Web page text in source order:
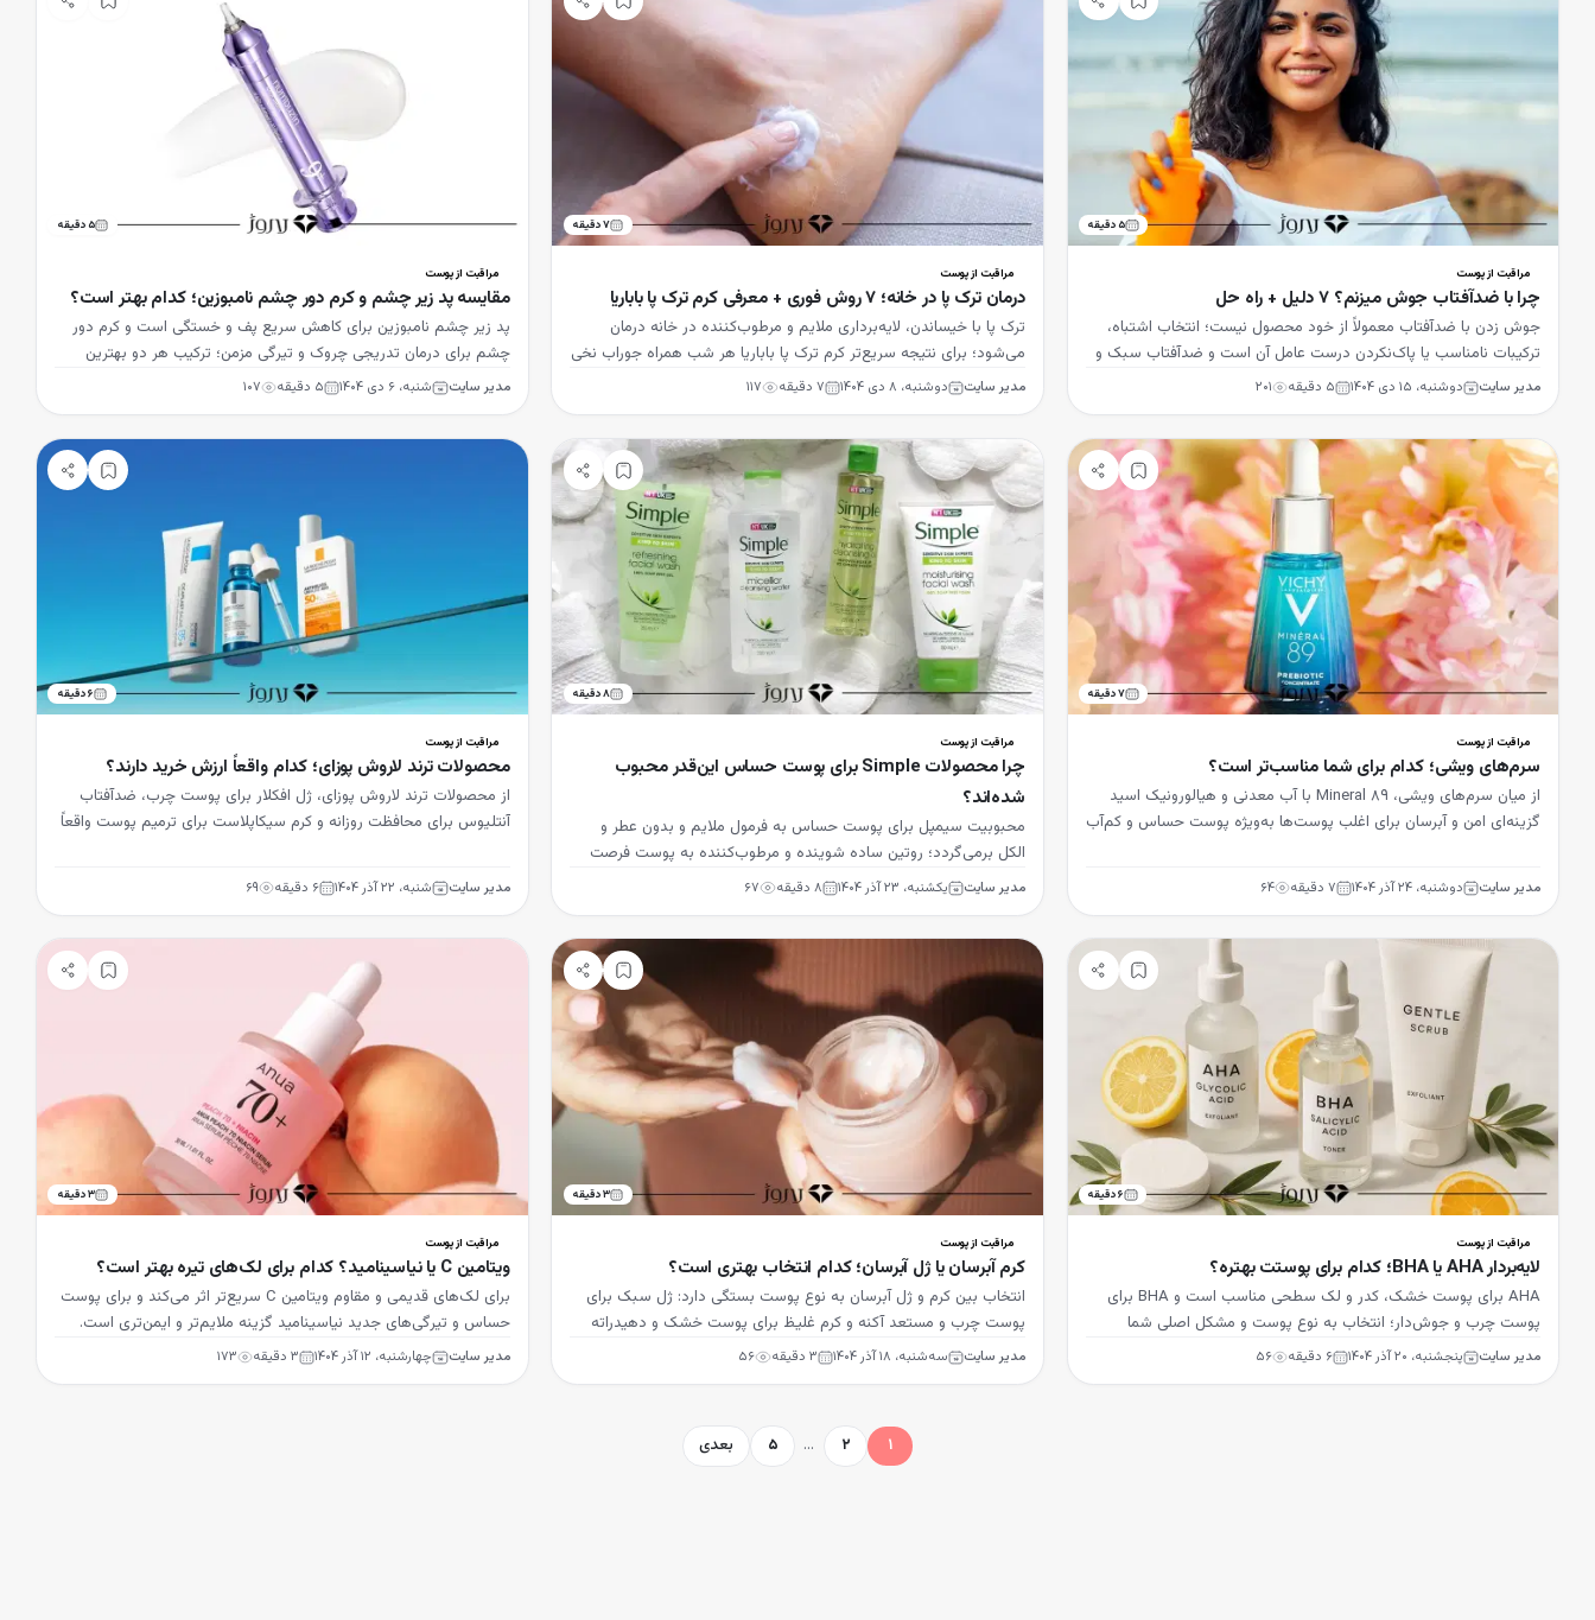
۵دقیقه
مراقبت از پوست
چرا با ضدآفتاب جوش میزنم؟ 7 دلیل + راه حل
جوش زدن با ضدآفتاب معمولاً از خود محصول نیست؛ انتخاب اشتباه،
ترکیبات نامناسب یا پاک‌نکردن درست عامل آن است و ضدآفتاب سبک و
غیرکومدوژنیک راه‌حل است.
مدیر سایت دوشنبه، ۱۵ دی ۱۴۰۴ ۵ دقیقه ۲۰۱
۷دقیقه
مراقبت از پوست
درمان ترک پا در خانه؛ ۷ روش فوری + معرفی کرم ترک پا باباریا
ترک پا با خیساندن، لایه‌برداری ملایم و مرطوب‌کننده در خانه درمان
می‌شود؛ برای نتیجه سریع‌تر کرم ترک پا باباریا هر شب همراه جوراب نخی
موثرتر است.
مدیر سایت دوشنبه، ۸ دی ۱۴۰۴ ۷ دقیقه ۱۱۷
۵دقیقه
مراقبت از پوست
مقایسه پد زیر چشم و کرم دور چشم نامبوزین؛ کدام بهتر است؟
پد زیر چشم نامبوزین برای کاهش سریع پف و خستگی است و کرم دور
چشم برای درمان تدریجی چروک و تیرگی مزمن؛ ترکیب هر دو بهترین
نتیجه را می‌دهد.
مدیر سایت شنبه، ۶ دی ۱۴۰۴ ۵ دقیقه ۱۰۷
۷دقیقه
مراقبت از پوست
سرم‌های ویشی؛ کدام برای شما مناسب‌تر است؟
از میان سرم‌های ویشی، Mineral 89 با آب معدنی و هیالورونیک اسید
گزینه‌ای امن و آبرسان برای اغلب پوست‌ها به‌ویژه پوست حساس و کم‌آب
مدیر سایت دوشنبه، ۲۴ آذر ۱۴۰۴ ۷ دقیقه ۶۴
۸دقیقه
مراقبت از پوست
چرا محصولات Simple برای پوست حساس این‌قدر محبوب
شده‌اند؟
محبوبیت سیمپل برای پوست حساس به فرمول ملایم و بدون عطر و
الکل برمی‌گردد؛ روتین ساده شوینده و مرطوب‌کننده به پوست فرصت
ترمیم و آرامش می‌دهد.
مدیر سایت یکشنبه، ۲۳ آذر ۱۴۰۴ ۸ دقیقه ۶۷
۶دقیقه
مراقبت از پوست
محصولات ترند لاروش پوزای؛ کدام واقعاً ارزش خرید دارند؟
از محصولات ترند لاروش پوزای، ژل افکلار برای پوست چرب، ضدآفتاب
آنتلیوس برای محافظت روزانه و کرم سیکاپلاست برای ترمیم پوست واقعاً
مدیر سایت شنبه، ۲۲ آذر ۱۴۰۴ ۶ دقیقه ۶۹
۶دقیقه
مراقبت از پوست
لایه‌بردار AHA یا BHA؛ کدام برای پوستت بهتره؟
AHA برای پوست خشک، کدر و لک سطحی مناسب است و BHA برای
پوست چرب و جوش‌دار؛ انتخاب به نوع پوست و مشکل اصلی شما
بستگی دارد.
مدیر سایت پنجشنبه، ۲۰ آذر ۱۴۰۴ ۶ دقیقه ۵۶
۳دقیقه
مراقبت از پوست
کرم آبرسان یا ژل آبرسان؛ کدام انتخاب بهتری است؟
انتخاب بین کرم و ژل آبرسان به نوع پوست بستگی دارد: ژل سبک برای
پوست چرب و مستعد آکنه و کرم غلیظ برای پوست خشک و دهیدراته
مناسب‌تر است.
مدیر سایت سه‌شنبه، ۱۸ آذر ۱۴۰۴ ۳ دقیقه ۵۶
۳دقیقه
مراقبت از پوست
ویتامین C یا نیاسینامید؟ کدام برای لک‌های تیره بهتر است؟
برای لک‌های قدیمی و مقاوم ویتامین C سریع‌تر اثر می‌کند و برای پوست
حساس و تیرگی‌های جدید نیاسینامید گزینه ملایم‌تر و ایمن‌تری است.
مدیر سایت چهارشنبه، ۱۲ آذر ۱۴۰۴ ۳دقیقه ۱۷۳
۱ ۲ … ۵ بعدی